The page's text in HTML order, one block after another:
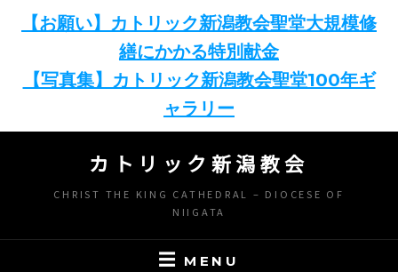
【お願い】カトリック新潟教会聖堂大規模修
繕にかかる特別献金
【写真集】カトリック新潟教会聖堂100年ギ
ャラリー
content
カトリック新潟教会
CHRIST THE KING CATHEDRAL – DIOCESE OF
NIIGATA
MENU